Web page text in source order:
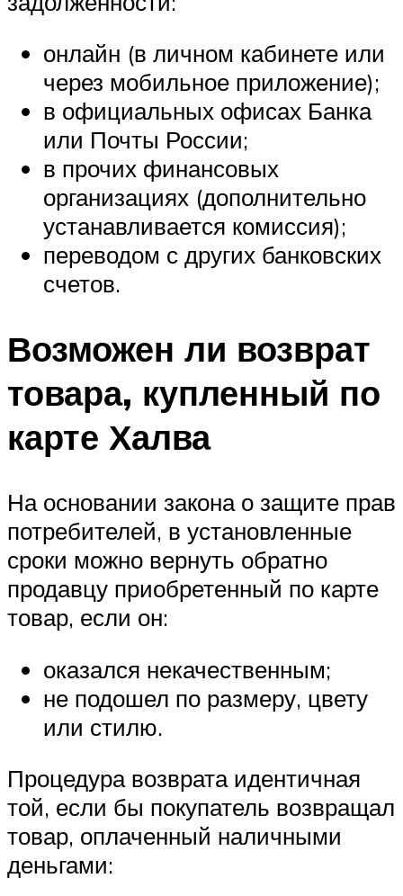
онлайн (в личном кабинете или
через мобильное приложение);
в официальных офисах Банка
или Почты России;
в прочих финансовых
организациях (дополнительно
устанавливается комиссия);
переводом с других банковских
счетов.
Возможен ли возврат
товара, купленный по
карте Халва
На основании закона о защите прав
потребителей, в установленные
сроки можно вернуть обратно
продавцу приобретенный по карте
товар, если он:
оказался некачественным;
не подошел по размеру, цвету
или стилю.
Процедура возврата идентичная
той, если бы покупатель возвращал
товар, оплаченный наличными
деньгами: